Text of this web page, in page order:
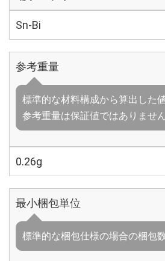
Sn-Bi
参考重量
標準的な材料構成から算出した
参考重量は保証値ではありませ
0.26g
最小梱包単位
標準的な梱包仕様の場合の梱包